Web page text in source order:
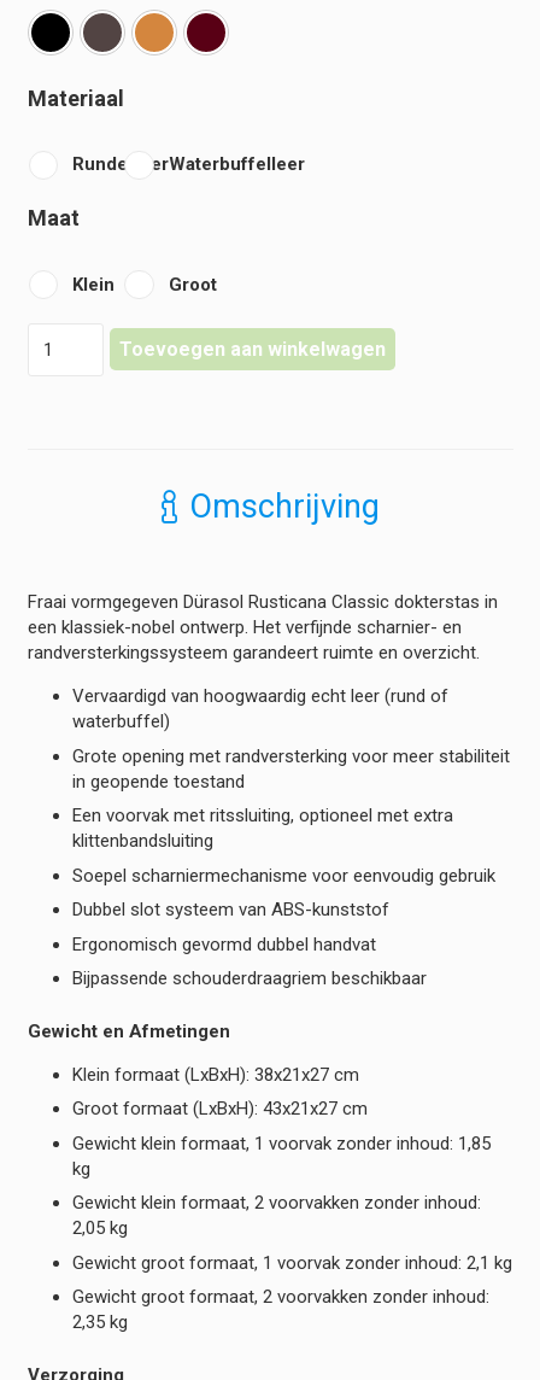
Materiaal
RunderleerWaterbuffelleer
Maat
Klein Groot
Toevoegen aan winkelwagen
Omschrijving
Fraai vormgegeven Dürasol Rusticana Classic dokterstas in
een klassiek-nobel ontwerp. Het verfijnde scharnier- en
randversterkingssysteem garandeert ruimte en overzicht.
Vervaardigd van hoogwaardig echt leer (rund of
waterbuffel)
Grote opening met randversterking voor meer stabiliteit
in geopende toestand
Een voorvak met ritssluiting, optioneel met extra
klittenbandsluiting
Soepel scharniermechanisme voor eenvoudig gebruik
Dubbel slot systeem van ABS-kunststof
Ergonomisch gevormd dubbel handvat
Bijpassende schouderdraagriem beschikbaar
Gewicht en Afmetingen
Klein formaat (LxBxH): 38x21x27 cm
Groot formaat (LxBxH): 43x21x27 cm
Gewicht klein formaat, 1 voorvak zonder inhoud: 1,85
kg
Gewicht klein formaat, 2 voorvakken zonder inhoud:
2,05 kg
Gewicht groot formaat, 1 voorvak zonder inhoud: 2,1 kg
Gewicht groot formaat, 2 voorvakken zonder inhoud:
2,35 kg
Verzorging